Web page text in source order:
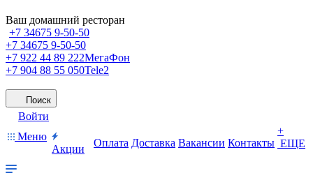
Ваш домашний ресторан
+7 34675 9-50-50
+7 34675 9-50-50
+7 922 44 89 222МегаФон
+7 904 88 55 050Tele2
Поиск
Войти
Меню
Акции
Оплата Доставка Вакансии Контакты
+
ЕЩЕ